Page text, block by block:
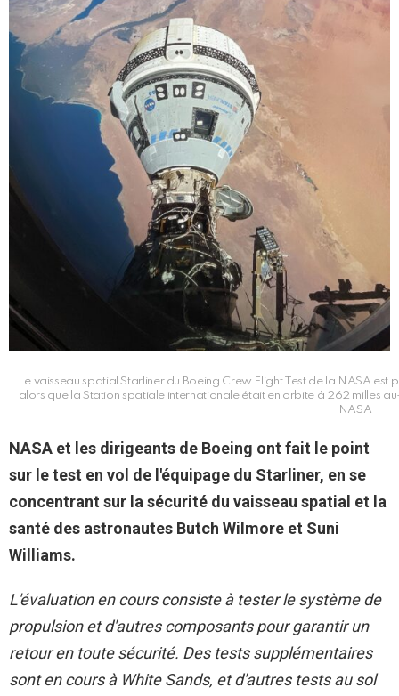
Le vaisseau spatial Starliner du Boeing Crew Flight Test de la NASA
alors que la Station spatiale internationale était en orbite à 262 milles
NASA
NASA et les dirigeants de Boeing ont fait le point
sur le test en vol de l'équipage du Starliner, en se
concentrant sur la sécurité du vaisseau spatial et la
santé des astronautes Butch Wilmore et Suni
Williams.
L'évaluation en cours consiste à tester le système de
propulsion et d'autres composants pour garantir un
retour en toute sécurité. Des tests supplémentaires
sont en cours à White Sands, et d'autres tests au sol